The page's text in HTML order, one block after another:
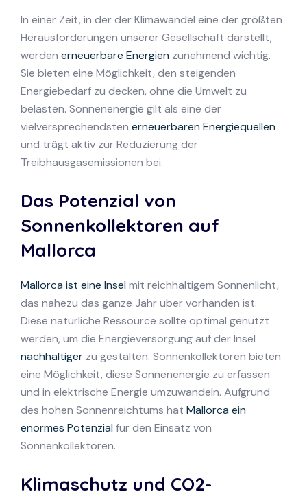
In einer Zeit, in der der Klimawandel eine der größten
Herausforderungen unserer Gesellschaft darstellt,
werden erneuerbare Energien zunehmend wichtig.
Sie bieten eine Möglichkeit, den steigenden
Energiebedarf zu decken, ohne die Umwelt zu
belasten. Sonnenenergie gilt als eine der
vielversprechendsten erneuerbaren Energiequellen
und trägt aktiv zur Reduzierung der
Treibhausgasemissionen bei.
Das Potenzial von
Sonnenkollektoren auf
Mallorca
Mallorca ist eine Insel mit reichhaltigem Sonnenlicht,
das nahezu das ganze Jahr über vorhanden ist.
Diese natürliche Ressource sollte optimal genutzt
werden, um die Energieversorgung auf der Insel
nachhaltiger zu gestalten. Sonnenkollektoren bieten
eine Möglichkeit, diese Sonnenenergie zu erfassen
und in elektrische Energie umzuwandeln. Aufgrund
des hohen Sonnenreichtums hat Mallorca ein
enormes Potenzial für den Einsatz von
Sonnenkollektoren.
Klimaschutz und CO2-